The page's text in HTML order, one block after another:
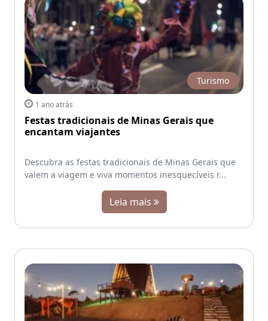
Turismo
1 ano atrás
Festas tradicionais de Minas Gerais que
encantam viajantes
Descubra as festas tradicionais de Minas Gerais que
valem a viagem e viva momentos inesquecíveis r...
Leia mais